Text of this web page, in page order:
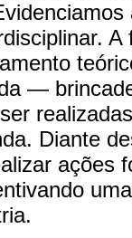
—
Diante
ações